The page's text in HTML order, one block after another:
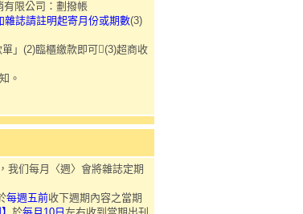
有限公司：劃撥帳
雜誌請註明起寄月份或期數(3)
」(2)臨櫃繳款即可(3)超商收
。
我们每月〈週〉會將雜誌定期
每週五前收下週期內容之當期